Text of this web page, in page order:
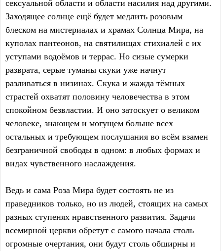
сексуальной области и области насилия над другими.
Заходящее солнце ещё будет медлить розовым
блеском на мистериалах и храмах Солнца Мира, на
куполах пантеонов, на святилищах стихиалей с их
уступами водоёмов и террас. Но сизые сумерки
разврата, серые туманы скуки уже начнут
разливаться в низинах. Скука и жажда тёмных
страстей охватят половину человечества в этом
спокойном безвластии. И оно затоскует о великом
человеке, знающем и могущем больше всех
остальных и требующем послушания во всём взамен
безграничной свободы в одном: в любых формах и
видах чувственного наслаждения.
Ведь и сама Роза Мира будет состоять не из
праведников только, но из людей, стоящих на самых
разных ступенях нравственного развития. Задачи
всемирной церкви обретут с самого начала столь
огромные очертания, они будут столь обширны и